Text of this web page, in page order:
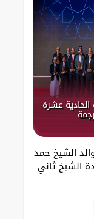
عشرة
الشيخ حمد
الشيخ ثاني